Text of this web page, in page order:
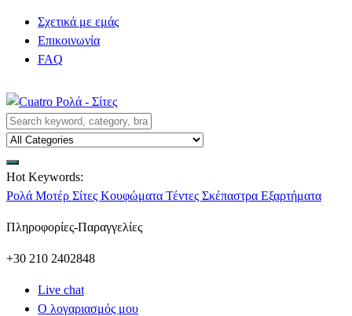
Σχετικά με εμάς
Επικοινωνία
FAQ
Hot Keywords:
Ρολά Μοτέρ Σίτες Κουφώματα Τέντες Σκέπαστρα Εξαρτήματα
Πληροφορίες-Παραγγελίες
+30 210 2402848
Live chat
Ο λογαριασμός μου